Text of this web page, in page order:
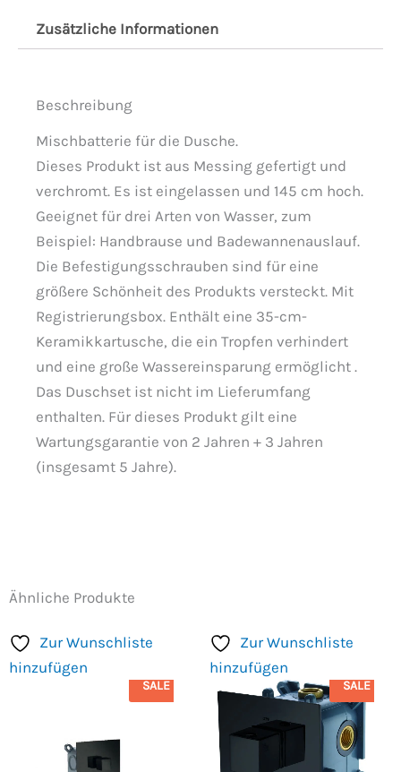
Zusätzliche Informationen
Beschreibung
Mischbatterie für die Dusche.
Dieses Produkt ist aus Messing gefertigt und
verchromt. Es ist eingelassen und 145 cm hoch.
Geeignet für drei Arten von Wasser, zum
Beispiel: Handbrause und Badewannenauslauf.
Die Befestigungsschrauben sind für eine
größere Schönheit des Produkts versteckt. Mit
Registrierungsbox. Enthält eine 35-cm-
Keramikkartusche, die ein Tropfen verhindert
und eine große Wassereinsparung ermöglicht .
Das Duschset ist nicht im Lieferumfang
enthalten. Für dieses Produkt gilt eine
Wartungsgarantie von 2 Jahren + 3 Jahren
(insgesamt 5 Jahre).
Ähnliche Produkte
Zur Wunschliste
hinzufügen
SALE
Zur Wunschliste
hinzufügen
SALE